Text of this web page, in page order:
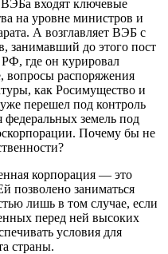
ВЭБа входят ключевые
на уровне министров и
А возглавляет ВЭБ с
занимавший до этого пост
РФ, где он курировал
вопросы распоряжения
как Росимущество и
перешел под контроль
федеральных земель под
Почему бы не
корпорация — это
позволено заниматься
лишь в том случае, если
перед ней высоких
условия для
страны.